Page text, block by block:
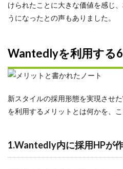
けられたことに大きな価値を感じ
うになったとの声もありました。
Wantedlyを利用する
新スタイルの採用形態を実現させ
を利用するメリットとは何かを、
1.Wantedly内に採用HPが